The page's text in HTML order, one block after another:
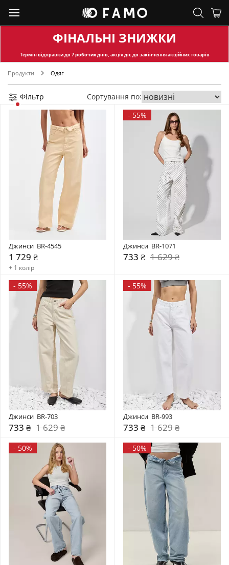
ФІНАЛЬНІ ЗНИЖКИ
Термін відправкидо 7 робочих днів, акція діє до закінчення акційних товарів
Продукти Одяг
Фільтр Сортування по:
Джинси  BR-4545
1 729 ₴
+ 1 колір
- 55%
Джинси  BR-1071
733 ₴ 1 629 ₴
- 55%
Джинси  BR-703
733 ₴ 1 629 ₴
- 55%
Джинси  BR-993
733 ₴ 1 629 ₴
- 50% - 50%